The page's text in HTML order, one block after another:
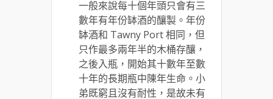
一般來說每十個年頭只會有三
數年有年份缽酒的釀製。年份
缽酒和 Tawny Port 相同，但
只作最多兩年半的木桶存釀，
之後入瓶，開始其十數年至數
十年的長期瓶中陳年生命。小
弟既窮且沒有耐性，是故未有